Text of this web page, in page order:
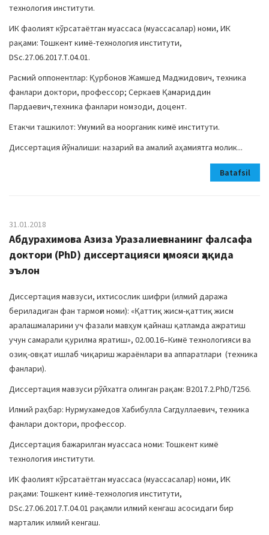
технология институти.
ИК фаолият кўрсатаётган муассаса (муассасалар) номи, ИК
рақами: Тошкент кимё-технология институти,
DSc.27.06.2017.Т.04.01.
Расмий оппонентлар: Қурбонов Жамшед Маджидович, техника
фанлари доктори, профессор; Серкаев Қамариддин
Пардаевич,техника фанлари номзоди, доцент.
Етакчи ташкилот: Умумий ва ноорганик кимё институти.
Диссертация йўналиши: назарий ва амалий аҳамиятга молик...
Batafsil
31.01.2018
Абдурахимова Азиза Уразалиевнанинг фалсафа
доктори (PhD) диссертацияси ҳимояси ҳақида
эълон
Диссертация мавзуси, ихтисослик шифри (илмий даража
бериладиган фан тармоғи номи): «Қаттиқ жисм-қаттиқ жисм
аралашмаларини уч фазали мавҳум қайнаш қатламда ажратиш
учун самарали қурилма яратиш», 02.00.16–Кимё технологияси ва
озиқ-овқат ишлаб чиқариш жараёнлари ва аппаратлари (техника
фанлари).
Диссертация мавзуси рўйхатга олинган рақам: B2017.2.PhD/Т256.
Илмий раҳбар: Нурмухамедов Хабибулла Сагдуллаевич, техника
фанлари доктори, профессор.
Диссертация бажарилган муассаса номи: Тошкент кимё
технология институти.
ИК фаолият кўрсатаётган муассаса (муассасалар) номи, ИК
рақами: Тошкент кимё-технология институти,
DSc.27.06.2017.Т.04.01 рақамли илмий кенгаш асосидаги бир
марталик илмий кенгаш.